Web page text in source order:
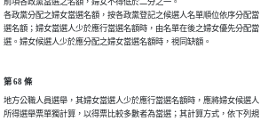
各政黨分配之婦女當選名額，按各政黨登記之候選人名單順位依序分配當
選名額；婦女當選人少於應行當選名額時，由名單在後之婦女優先分配當
選。婦女候選人少於應分配之婦女當選名額時，視同缺額。
第 68 條
地方公職人員選舉，其婦女當選人少於應行當選名額時，應將婦女候選人
所得選舉票單獨計算，以得票比較多數者為當選；其計算方式，依下列規